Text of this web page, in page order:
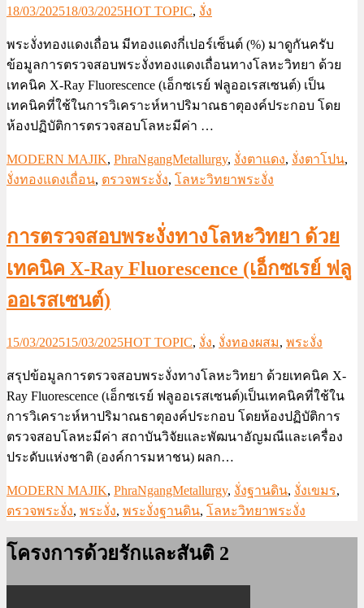
18/03/202518/03/2025HOT TOPIC, งั่ง
พระงั่งทองแดงเถื่อน มีทองแดงกี่เปอร์เซ็นต์ (%) มาดูกันครับ
ข้อมูลการตรวจสอบพระงั่งทองแดงเถื่อนทางโลหะวิทยา ด้วย
เทคนิค X-Ray Fluorescence (เอ็กซเรย์ ฟลูออเรสเซนต์) เป็น
เทคนิคที่ใช้ในการวิเคราะห์หาปริมาณธาตุองค์ประกอบ โดย
ห้องปฏิบัติการตรวจสอบโลหะมีค่า …
MODERN MAJIK, PhraNgangMetallurgy, งั่งตาแดง, งั่งตาโปน,
งั่งทองแดงเถื่อน, ตรวจพระงั่ง, โลหะวิทยาพระงั่ง
การตรวจสอบพระงั่งทางโลหะวิทยา ด้วย
เทคนิค X-Ray Fluorescence (เอ็กซเรย์ ฟลู
ออเรสเซนต์)
15/03/202515/03/2025HOT TOPIC, งั่ง, งั่งทองผสม, พระงั่ง
สรุปข้อมูลการตรวจสอบพระงั่งทางโลหะวิทยา ด้วยเทคนิค X-
Ray Fluorescence (เอ็กซเรย์ ฟลูออเรสเซนต์)เป็นเทคนิคที่ใช้ใน
การวิเคราะห์หาปริมาณธาตุองค์ประกอบ โดยห้องปฏิบัติการ
ตรวจสอบโลหะมีค่า สถาบันวิจัยและพัฒนาอัญมณีและเครื่อง
ประดับแห่งชาติ (องค์การมหาชน) ผลก…
MODERN MAJIK, PhraNgangMetallurgy, งั่งฐานดิน, งั่งเขมร,
ตรวจพระงั่ง, พระงั่ง, พระงั่งฐานดิน, โลหะวิทยาพระงั่ง
โครงการด้วยรักและสันติ 2